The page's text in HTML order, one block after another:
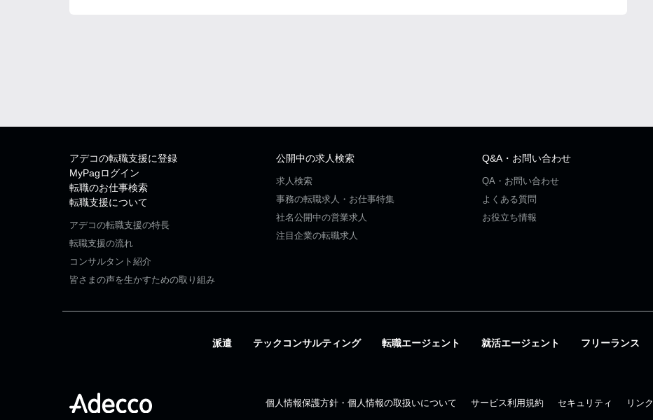
アデコの転職支援に登録
MyPagログイン
転職のお仕事検索
転職支援について
アデコの転職支援の特長
転職支援の流れ
コンサルタント紹介
皆さまの声を生かすための取り組み
公開中の求人検索
求人検索
事務の転職求人・お仕事特集
社名公開中の営業求人
注目企業の転職求人
Q&A・お問い合わせ
QA・お問い合わせ
よくある質問
お役立ち情報
派遣 テックコンサルティング 転職エージェント 就活エージェント フリーランス
個人情報保護方針・個人情報の取扱いについて サービス利用規約 セキュリティ リン